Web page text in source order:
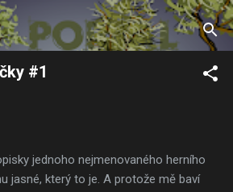
na hlavní obsah
#1
jednoho nejmenovaného herního
jasné, který to je. A protože mě baví